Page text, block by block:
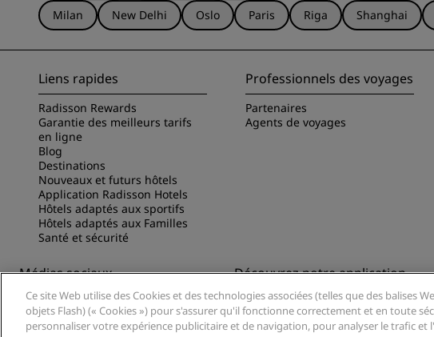
Milan
New Delhi Oslo Paris Riga Shanghai
Liens rapides
Radisson Rewards
Garantie des meilleurs tarifs
en ligne
Blog
Destinations
Nouveaux et futurs hôtels
Application Radisson Hotels
Hôtels adaptés aux sportifs
Hôtels adaptés aux Familles
Santé et sécurité
Professionnels des voyages
Partenaires
Agents de voyages
Médias sociaux
Marques Radisson Hotels
Découvrez notre application
Découvrez l’appli Radisson Hotels
Ce site Web utilise des Cookies et des technologies associées (telles que des balises
objets Flash) (« Cookies ») pour s'assurer qu'il fonctionne correctement et en toute
personnaliser votre expérience publicitaire et de navigation, pour analyser le trafic et